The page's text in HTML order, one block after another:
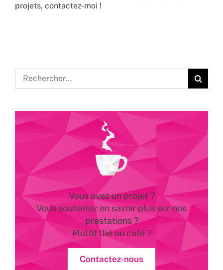
projets, contactez-moi !
Rechercher:
Vous avez un projet ?
Vous souhaitez en savoir plus sur nos
prestations ?
Plutôt thé ou café ?
Contactez-nous